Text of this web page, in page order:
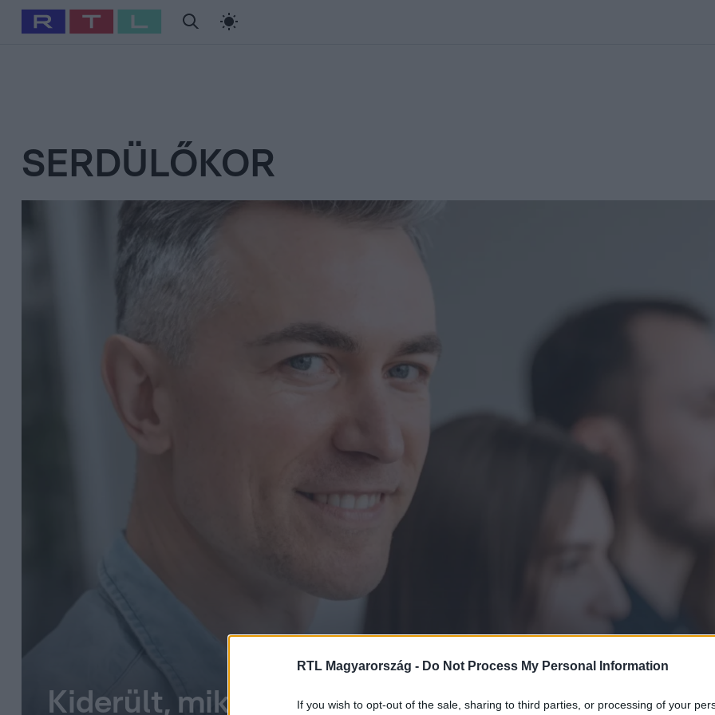
RTL Magyarország - Do Not Process My Personal Information
If you wish to opt-out of the sale, sharing to third parties, or processing of your
Babits Marcella Szellő István Most Wanted
SERDÜLŐKOR
Kiderült, mikor kezdődik az igazi felnőttkor –